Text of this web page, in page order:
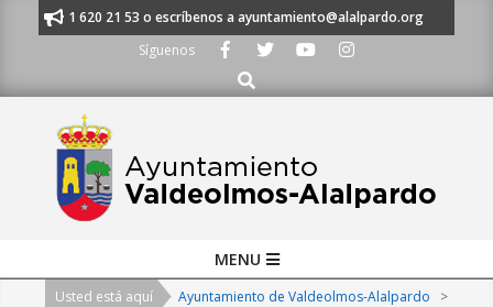
al 91 620 21 53 o escríbenos a ayuntamiento@alalpardo.org
Síguenos
Buscar
Navigation
MENU
Usted está aquí Ayuntamiento de Valdeolmos-Alalpardo
>